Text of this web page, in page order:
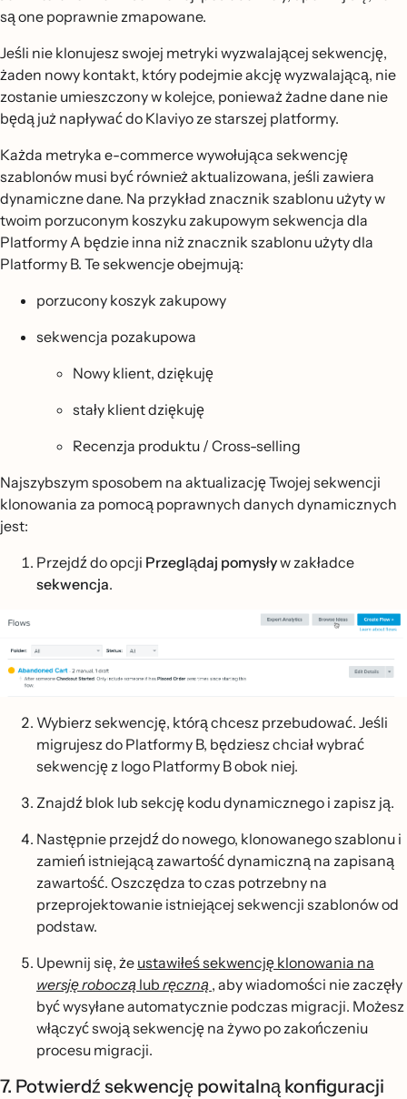
są one poprawnie zmapowane.
Jeśli nie klonujesz swojej metryki wyzwalającej sekwencję,
żaden nowy kontakt, który podejmie akcję wyzwalającą, nie
zostanie umieszczony w kolejce, ponieważ żadne dane nie
będą już napływać do Klaviyo ze starszej platformy.
Każda metryka e-commerce wywołująca sekwencję
szablonów musi być również aktualizowana, jeśli zawiera
dynamiczne dane. Na przykład znacznik szablonu użyty w
twoim porzuconym koszyku zakupowym sekwencja dla
Platformy A będzie inna niż znacznik szablonu użyty dla
Platformy B. Te sekwencje obejmują:
porzucony koszyk zakupowy
sekwencja pozakupowa
Nowy klient, dziękuję
stały klient dziękuję
Recenzja produktu / Cross-selling
Najszybszym sposobem na aktualizację Twojej sekwencji
klonowania za pomocą poprawnych danych dynamicznych
jest:
Przejdź do opcji Przeglądaj pomysływ zakładce
sekwencja.
Wybierz sekwencję, którą chcesz przebudować. Jeśli
migrujesz do Platformy B, będziesz chciał wybrać
sekwencję z logo Platformy B obok niej.
Znajdź blok lub sekcję kodu dynamicznego i zapisz ją.
Następnie przejdź do nowego, klonowanego szablonu i
zamień istniejącą zawartość dynamiczną na zapisaną
zawartość. Oszczędza to czas potrzebny na
przeprojektowanie istniejącej sekwencji szablonów od
podstaw.
Upewnij się, że ustawiłeś sekwencję klonowania na
wersję roboczą lub ręczną , aby wiadomości nie zaczęły
być wysyłane automatycznie podczas migracji. Możesz
włączyć swoją sekwencję na żywo po zakończeniu
procesu migracji.
7. Potwierdź sekwencję powitalną konfiguracji